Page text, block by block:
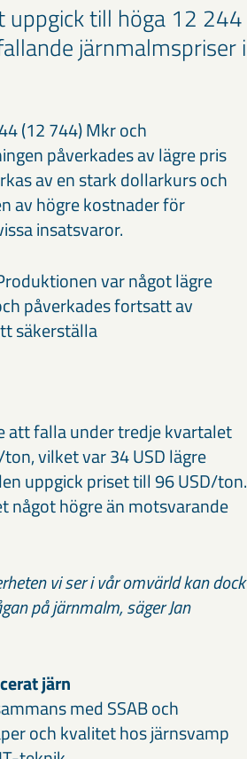
till höga 12 244
järnmalmspriser i
(12 744) Mkr och
påverkades av lägre pris
av en stark dollarkurs och
av högre kostnader för
insatsvaror.
var något lägre
påverkades fortsatt av
säkerställa
falla under tredje kvartalet
vilket var 34 USD lägre
uppgick priset till 96 USD/ton.
något högre än motsvarande
vi ser i vår omvärld kan dock
på järnmalm, säger Jan
järn
med SSAB och
och kvalitet hos järnsvamp